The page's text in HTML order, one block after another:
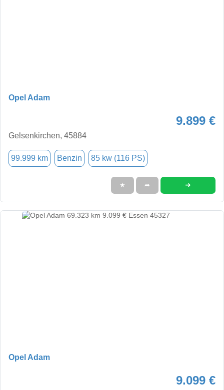
Opel Adam
9.899 €
Gelsenkirchen, 45884
99.999 km Benzin 85 kw (116 PS)
★ ➦ ➜
Opel Adam
9.099 €